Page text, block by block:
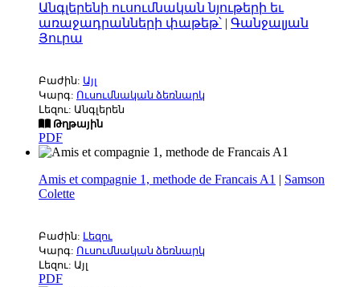
Անգլերենի ուսումնական նյութերի եւ
առաջադրանների փաթեթ՝ | Գանջալյան
Յուրա
Բաժին: Այլ
Կարգ: Ուսումնական ձեռնարկ
Լեզու: Անգլերեն
Թղթային
PDF
Amis et compagnie 1, methode de Francais A1 | Samson
Colette
Բաժին: Լեզու
Կարգ: Ուսումնական ձեռնարկ
Լեզու: Այլ
PDF